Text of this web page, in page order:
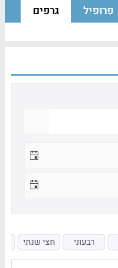
פרופיל גרפים
רבעוני חצי שנתי